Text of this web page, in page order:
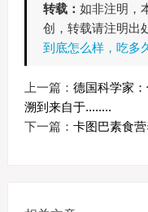
转载： 如非注明，
创，转载请注明出
到底怎么样，吃多
上一篇： 德国科学家
溯到来自于........
下一篇： 卡图巴素食